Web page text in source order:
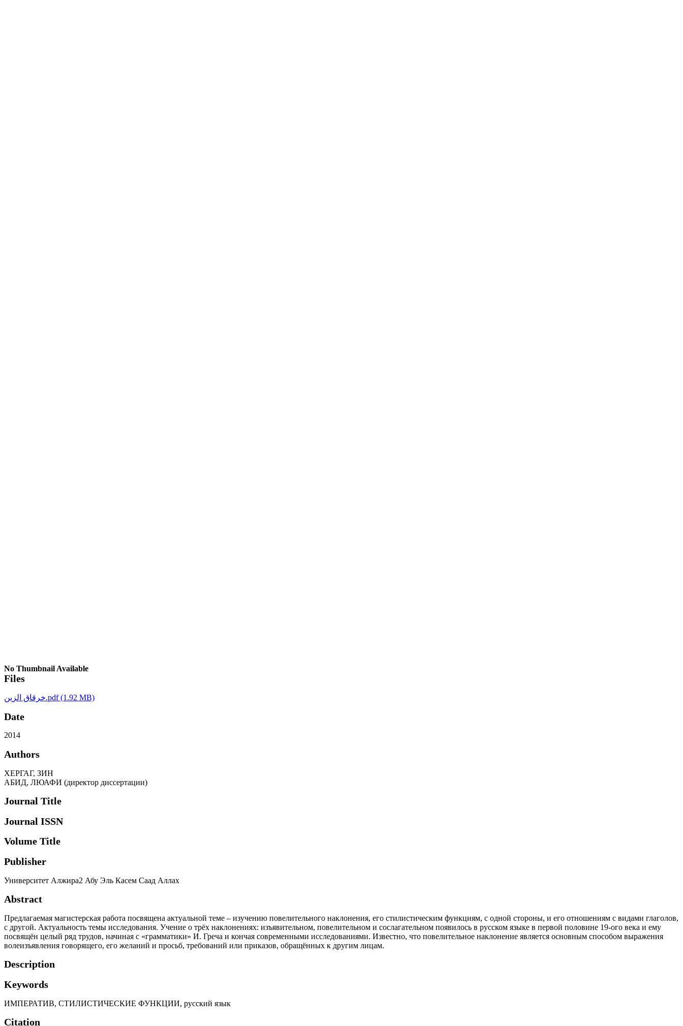
No Thumbnail Available
Files
خرقاق الزين.pdf(1.92 MB)
Date
2014
Authors
ХЕРГАГ, ЗИН
АБИД, ЛЮАФИ (директор диссертации)
Journal Title
Journal ISSN
Volume Title
Publisher
Университет Алжира2 Абу Эль Касем Саад Аллах
Abstract
Предлагаемая магистерская работа посвящена актуальной теме – изучению повелительного наклонения, его стилистическим функциям, с одной стороны, и его отношениям с видами глаголов,
с другой. Актуальность темы исследования. Учение о трёх наклонениях: изъявительном, повелительном и сослагательном появилось в русском языке в первой половине 19-ого века и ему
посвящён целый ряд трудов, начиная с «грамматики» И. Греча и кончая современными исследованиями. Известно, что повелительное наклонение является основным способом выражения
волеизъявления говорящего, его желаний и просьб, требований или приказов, обращённых к другим лицам.
Description
Keywords
ИМПЕРАТИВ, СТИЛИСТИЧЕСКИЕ ФУНКЦИИ, русский язык
Citation